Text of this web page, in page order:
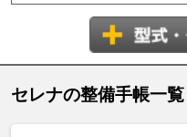
セレナの整備手帳一覧